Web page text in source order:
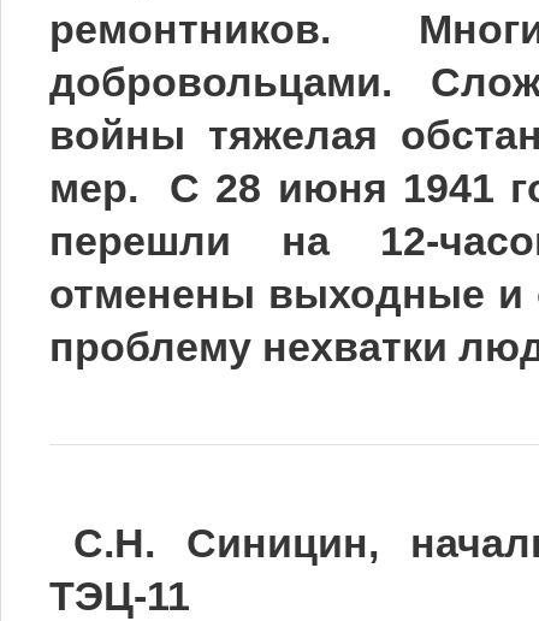
ремонтников.
добровольцами.
войны тяжелая
мер. С 28 июня 1941
перешли на 12-
отменены выходные и
проблему нехватки
С.Н. Синицин,
ТЭЦ-11